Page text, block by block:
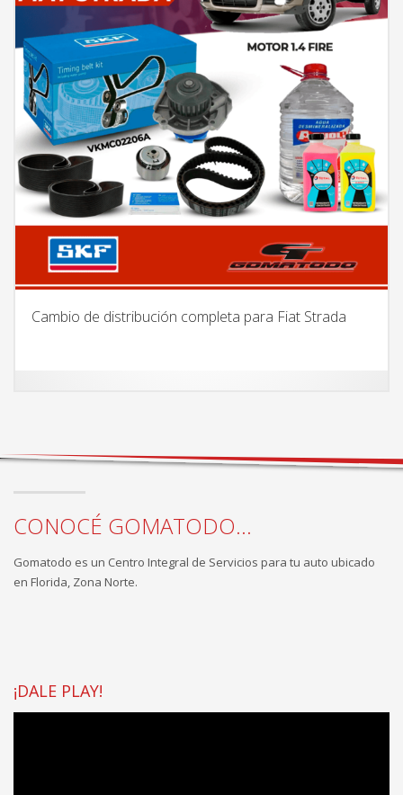
Cambio de distribución completa para Fiat Strada
CONOCÉ GOMATODO...
Gomatodo es un Centro Integral de Servicios para tu auto ubicado
en Florida, Zona Norte.
¡DALE PLAY!